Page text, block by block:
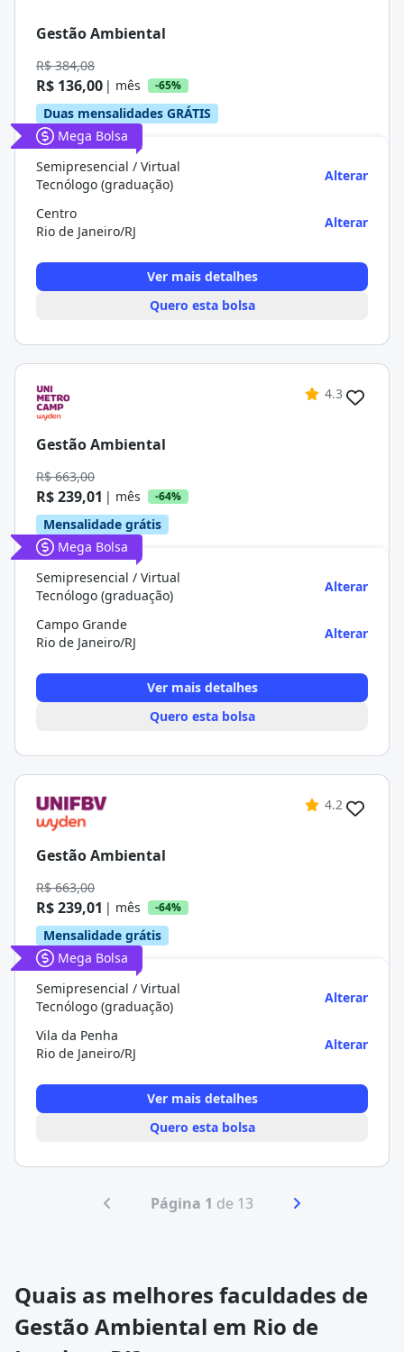
Gestão Ambiental
R$ 384,08
R$ 136,00 | mês -65%
Duas mensalidades GRÁTIS
Mega Bolsa
Semipresencial / Virtual
Tecnólogo (graduação)
Alterar
Centro
Rio de Janeiro/RJ
Alterar
Ver mais detalhes
Quero esta bolsa
4.3
Gestão Ambiental
R$ 663,00
R$ 239,01 | mês -64%
Mensalidade grátis
Mega Bolsa
Semipresencial / Virtual
Tecnólogo (graduação)
Alterar
Campo Grande
Rio de Janeiro/RJ
Alterar
Ver mais detalhes
Quero esta bolsa
4.2
Gestão Ambiental
R$ 663,00
R$ 239,01 | mês -64%
Mensalidade grátis
Mega Bolsa
Semipresencial / Virtual
Tecnólogo (graduação)
Alterar
Vila da Penha
Rio de Janeiro/RJ
Alterar
Ver mais detalhes
Quero esta bolsa
Página 1 de 13
Quais as melhores faculdades de
Gestão Ambiental em Rio de